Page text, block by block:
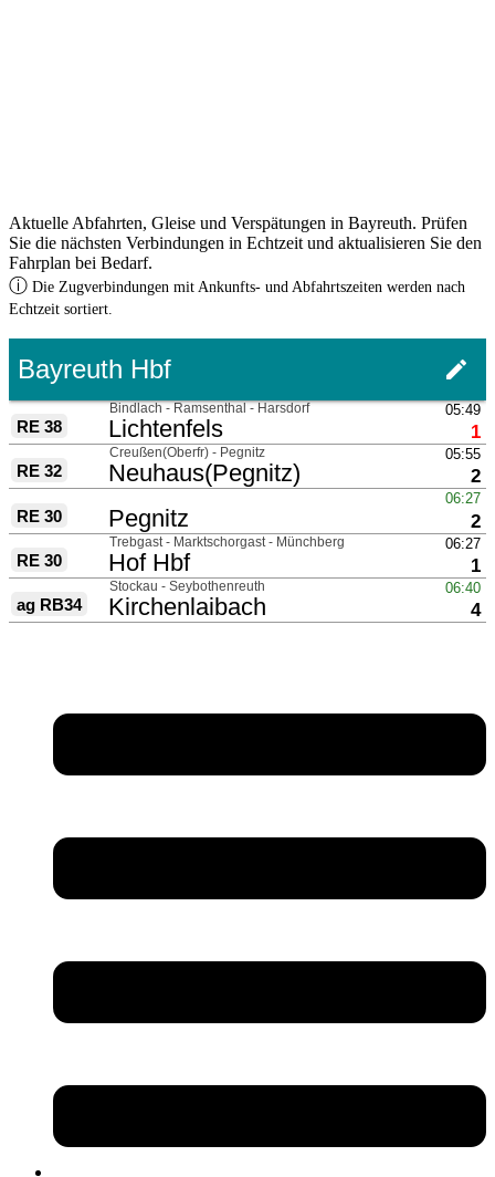
Aktuelle Abfahrten, Gleise und Verspätungen in Bayreuth. Prüfen
Sie die nächsten Verbindungen in Echtzeit und aktualisieren Sie den
Fahrplan bei Bedarf.
ⓘ Die Zugverbindungen mit Ankunfts- und Abfahrtszeiten werden nach
Echtzeit sortiert.